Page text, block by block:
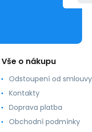
Vše o nákupu
Odstoupení od smlouvy
Kontakty
Doprava platba
Obchodní podmínky